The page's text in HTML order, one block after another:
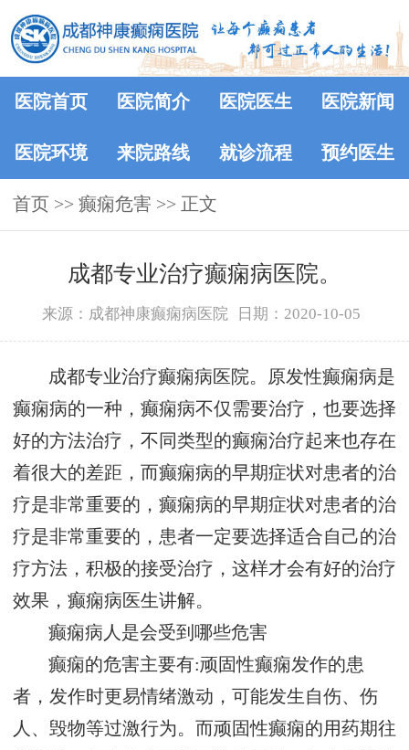
医院首页 医院简介 医院医生 医院新闻
医院环境 来院路线 就诊流程 预约医生
首页 >> 癫痫危害 >> 正文
成都专业治疗癫痫病医院。
来源：成都神康癫痫病医院 日期：2020-10-05
成都专业治疗癫痫病医院。原发性癫痫病是
癫痫病的一种，癫痫病不仅需要治疗，也要选择
好的方法治疗，不同类型的癫痫治疗起来也存在
着很大的差距，而癫痫病的早期症状对患者的治
疗是非常重要的，癫痫病的早期症状对患者的治
疗是非常重要的，患者一定要选择适合自己的治
疗方法，积极的接受治疗，这样才会有好的治疗
效果，癫痫病医生讲解。
癫痫病人是会受到哪些危害
癫痫的危害主要有:顽固性癫痫发作的患
者，发作时更易情绪激动，可能发生自伤、伤
人、毁物等过激行为。而顽固性癫痫的用药期往